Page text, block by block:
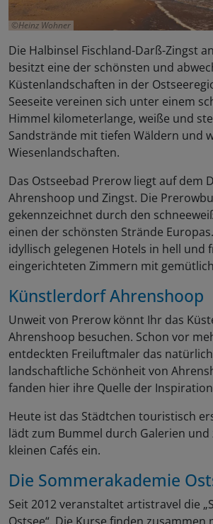
Heinz Wohner
Die Halbinsel Fischland-Darß-Zingst
besitzt eine der schönsten und
Küstenlandschaften in der
Seeseite vereinen sich unter einem
Himmel kilometerlange, weiße und
Sandstrände mit tiefen Wäldern und
Wiesenlandschaften.
Das Ostseebad Prerow liegt auf dem
Ahrenshoop und Zingst. Die
gekennzeichnet durch den
einen der schönsten Strände
idyllisch gelegenen Hotels in hell und
eingerichteten Zimmern mit
Künstlerdorf Ahrenshoop
Unweit von Prerow könnt Ihr das
Ahrenshoop besuchen. Schon vor
entdeckten Freiluftmaler das
landschaftliche Schönheit von
fanden hier ihre Quelle der
Heute ist das Städtchen touristisch
lädt zum Bummel durch Galerien und
kleinen Cafés ein.
Die Sommerakademie
Seit 2012 veranstaltet artistravel die